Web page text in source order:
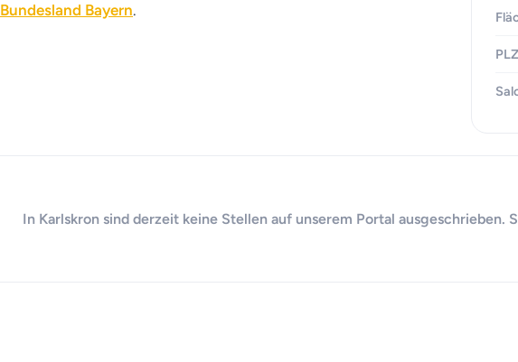
Bundesland Bayern.
PLZ
In Karlskron sind derzeit keine Stellen auf unserem Portal ausgeschrieben.